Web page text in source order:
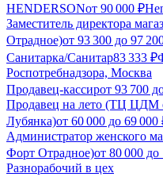
HENDERSONот 90 000 ₽
Заместитель директора
Отрадное)от 93 300 до 97
Санитарка/Санитар83 333 ₽
Роспотребнадзора, Москва
Продавец-кассирот 93 700
Продавец на лето (ТЦ ЦДМ
Лубянка)от 60 000 до 69 000
Администратор женского
Форт Отрадное)от 80 000 до
Разнорабочий в цех